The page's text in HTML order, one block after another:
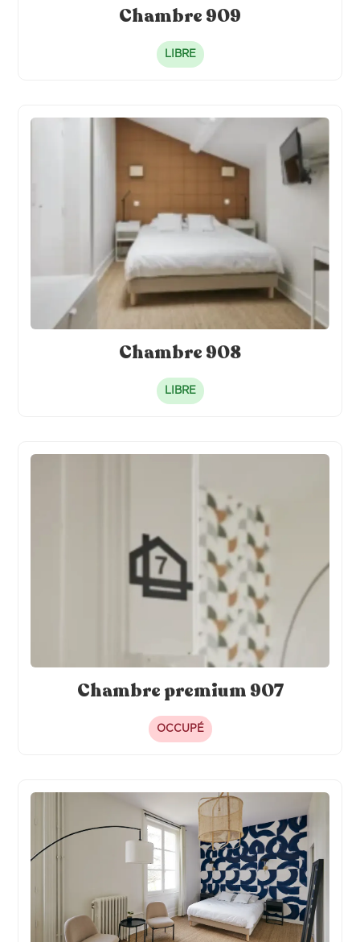
Chambre 909
LIBRE
Chambre 908
LIBRE
Chambre premium 907
OCCUPÉ